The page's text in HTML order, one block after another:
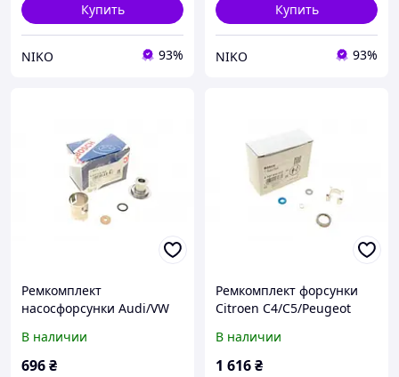
Купить
NIKO 93%
Купить
NIKO 93%
Ремкомплект
насосфорсунки Audi/VW
В наличии
696₴
Ремкомплект форсунки
Citroen C4/C5/Peugeot
В наличии
1 616₴